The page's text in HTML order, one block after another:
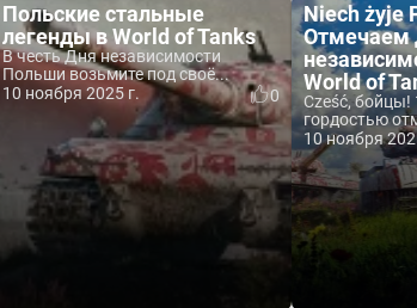
Польские стальные
легенды в World of Tanks
В честь Дня независимости
Польши возьмите под своё...
10 ноября 2025 г.
0
Niech żyje
Отмечаем
World of
Cześć,
гордостью
10 ноября